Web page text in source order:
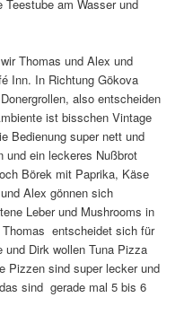
am Wasser und
Thomas und Alex und
Inn. In Richtung Gökova
also entscheiden
ist bisschen Vintage
Bedienung super nett und
und ein leckeres Nußbrot
Börek mit Paprika, Käse
Alex gönnen sich
Leber und Mushrooms in
entscheidet sich für
Dirk wollen Tuna Pizza
Pizzen sind super lecker und
sind gerade mal 5 bis 6